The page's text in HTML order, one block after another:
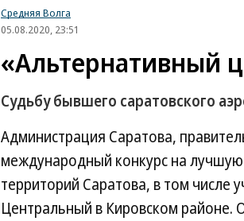
Средняя Волга
05.08.2020, 23:51
«Альтернативный
Судьбу бывшего саратовского
Администрация Саратова,
международный конкурс на
территорий Саратова, в том
Центральный в Кировском районе.